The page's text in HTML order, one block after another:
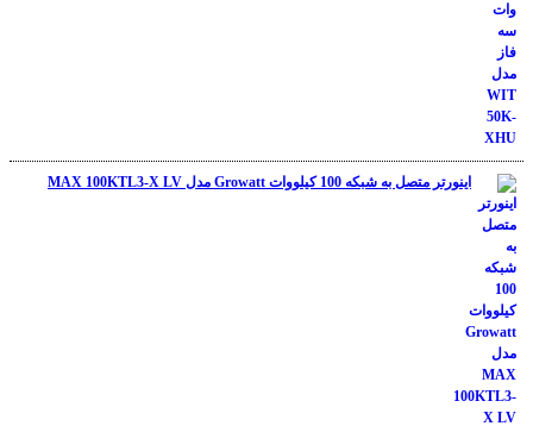
اینورتر متصل به شبکه 100 کیلووات Growatt مدل MAX 100KTL3-X LV